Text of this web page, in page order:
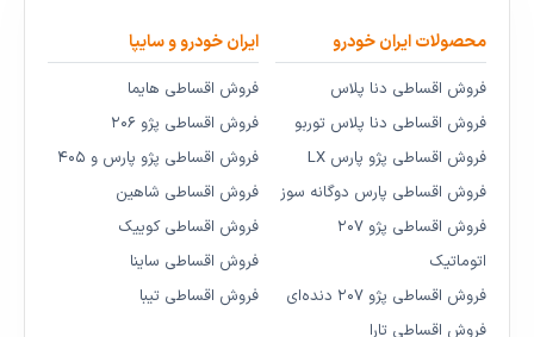
محصولات ایران خودرو
فروش اقساطی دنا پلاس
فروش اقساطی دنا پلاس توربو
فروش اقساطی پژو پارس LX
فروش اقساطی پارس دوگانه سوز
فروش اقساطی پژو ۲۰۷
اتوماتیک
فروش اقساطی پژو ۲۰۷ دنده‌ای
فروش اقساطی تارا
ایران خودرو و سایپا
فروش اقساطی هایما
فروش اقساطی پژو ۲۰۶
فروش اقساطی پژو پارس و ۴۰۵
فروش اقساطی شاهین
فروش اقساطی کوییک
فروش اقساطی ساینا
فروش اقساطی تیبا